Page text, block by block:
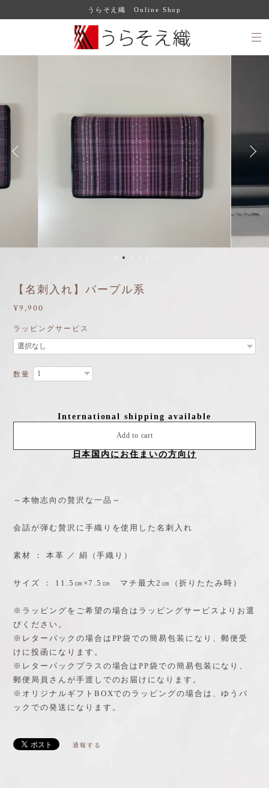
うらそえ織 Online Shop
【名刺入れ】パープル系
¥9,900
ラッピングサービス
数量
International shipping available
Add to cart
日本国内にお住まいの方向け
～本物志向の贅沢な一品～
会話が弾む贅沢に手織りを使用した名刺入れ
素材 ： 本革 ／ 絹（手織り）
サイズ ： 11.5㎝×7.5㎝ マチ最大2㎝（折りたたみ時）
※ラッピングをご希望の場合はラッピングサービスよりお選
びください。
※レターパックの場合はPP袋での簡易包装になり、郵便受
けに投函になります。
※レターパックプラスの場合はPP袋での簡易包装になり、
郵便局員さんが手渡しでのお届けになります。
※オリジナルギフトBOXでのラッピングの場合は、ゆうパ
ックでの発送になります。
通報する